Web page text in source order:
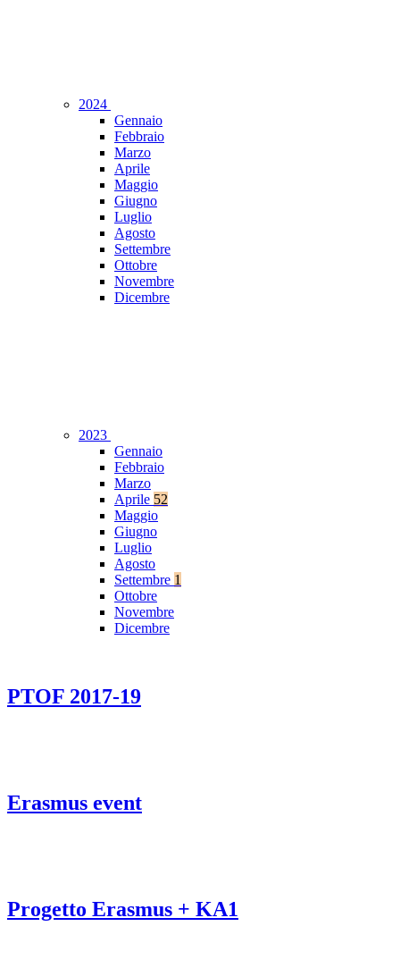
2024
Gennaio
Febbraio
Marzo
Aprile
Maggio
Giugno
Luglio
Agosto
Settembre
Ottobre
Novembre
Dicembre
2023
Gennaio
Febbraio
Marzo
Aprile 52
Maggio
Giugno
Luglio
Agosto
Settembre 1
Ottobre
Novembre
Dicembre
PTOF 2017-19
Erasmus event
Progetto Erasmus + KA1